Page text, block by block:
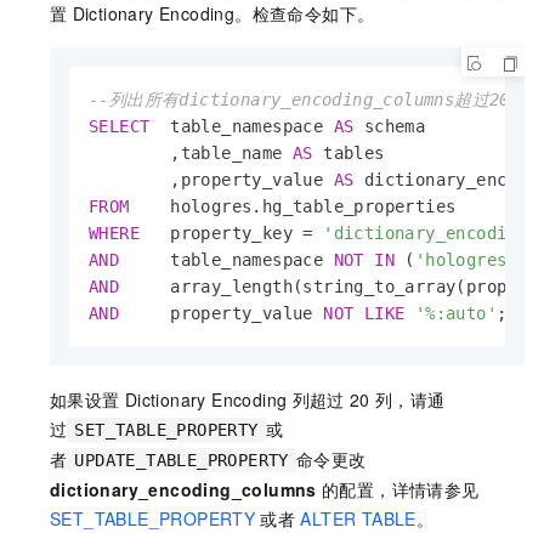
置 Dictionary Encoding。检查命令如下。
--列出所有dictionary_encoding_columns超过20列
SELECT
  table_namespace
AS schema
        ,table_name
AS tables
        ,property_value
AS
FROM
WHERE
   property_key
=
AND
     table_namespace
NOT IN ( 'hologres'
AND
AND
     property_value
NOT LIKE '%:auto' ;
如果设置 Dictionary Encoding 列超过 20 列，请通
过 SET_TABLE_PROPERTY 或
者 UPDATE_TABLE_PROPERTY 命令更改
dictionary_encoding_columns 的配置，详情请参见
SET_TABLE_PROPERTY 或者 ALTER TABLE。